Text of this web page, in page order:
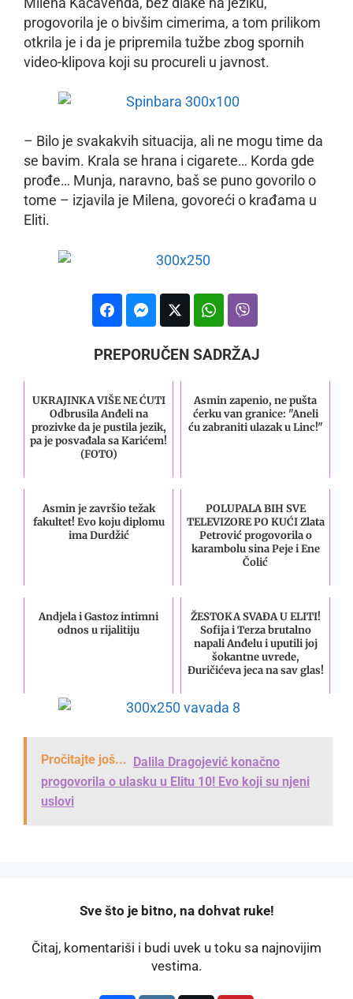
progovorila je o bivšim cimerima, a tom prilikom
otkrila je i da je pripremila tužbe zbog spornih
video-klipova koji su procureli u javnost.
– Bilo je svakakvih situacija, ali ne mogu time da
se bavim. Krala se hrana i cigarete… Korda gde
prođe… Munja, naravno, baš se puno govorilo o
tome – izjavila je Milena, govoreći o krađama u
Eliti.
PREPORUČEN SADRŽAJ
UKRAJINKA VIŠE NE ĆUTI
Odbrusila Anđeli na
prozivke da je pustila jezik,
pa je posvađala sa Karićem!
(FOTO)
Asmin zapenio, ne pušta
ćerku van granice: "Aneli
ću zabraniti ulazak u Linc!"
Asmin je završio težak
fakultet! Evo koju diplomu
ima Durdžić
POLUPALA BIH SVE
TELEVIZORE PO KUĆI Zlata
Petrović progovorila o
karambolu sina Peje i Ene
Čolić
Andjela i Gastoz intimni
odnos u rijalitiju
ŽESTOKA SVAĐA U ELITI!
Sofija i Terza brutalno
napali Anđelu i uputili joj
šokantne uvrede,
Đuričićeva jeca na sav glas!
Pročitajte još... Dalila Dragojević konačno
progovorila o ulasku u Elitu 10! Evo koji su njeni
uslovi
️Sve što je bitno, na dohvat ruke!
Čitaj, komentariši i budi uvek u toku sa najnovijim
vestima.